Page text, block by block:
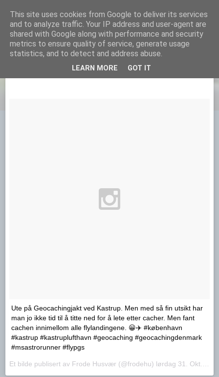
TUR-BO.NO
Ute på Geocachingjakt ved Kastrup. Men med så fin utsikt har
man jo ikke tid til å titte ned for å lete etter cacher. Men fant
cachen innimellom alle flylandingene. 😀✈️ #københavn
#kastrup #kastruplufthavn #geocaching #geocachingdenmark
#msastrorunner #flypgs
Et bilde publisert av Frode Husvær (@frodehu) lørdag 31. Okt.. 2015 PDT
This site uses cookies from Google to deliver its services
and to analyze traffic. Your IP address and user-agent are
shared with Google along with performance and security
metrics to ensure quality of service, generate usage
statistics, and to detect and address abuse.
LEARN MORE GOT IT